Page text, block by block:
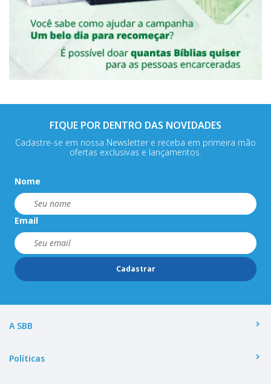
FIQUE POR DENTRO DAS NOVIDADES
Cadastre-se em nossa Newsletter e receba em primeira mão
ofertas exclusivas e lançamentos.
Nome
Email
Cadastrar
A SBB
Políticas